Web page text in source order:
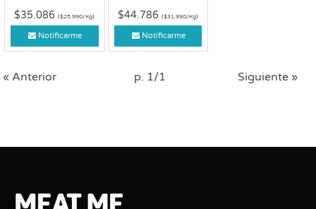
$35.086($25.990/Kg)
Notificarme
$44.786 ($31.990/Kg)
Notificarme
« Anterior p. 1/1 Siguiente »